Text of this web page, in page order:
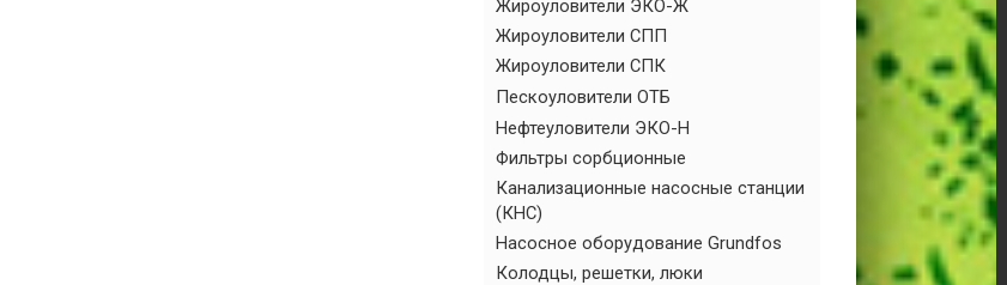
Жироуловители ЭКО-Ж
Жироуловители СПП
Жироуловители СПК
Пескоуловители ОТБ
Нефтеуловители ЭКО-Н
Фильтры сорбционные
Канализационные насосные станции
(КНС)
Насосное оборудование Grundfos
Колодцы, решетки, люки